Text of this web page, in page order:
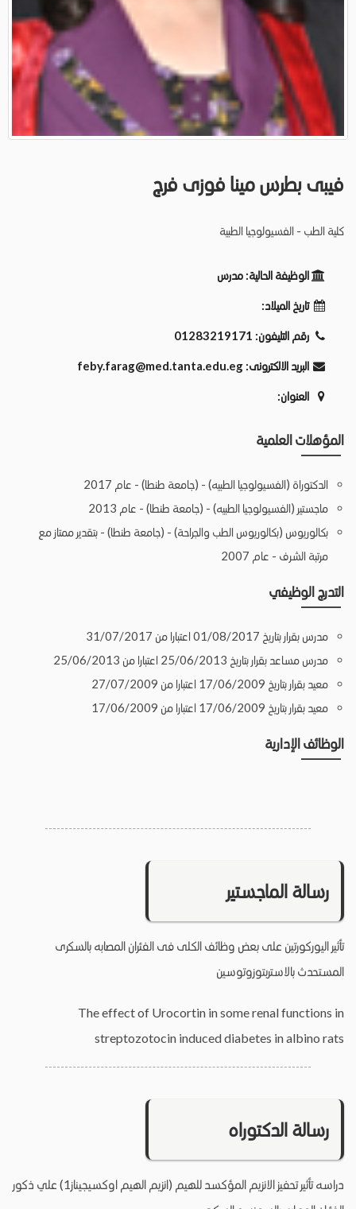
فيبى بطرس مينا فوزى فرج
كلية الطب - الفسيولوجيا الطبية
الوظيفة الحالية: مدرس
تاريخ الميلاد:
رقم التليفون: 01283219171
البريد الالكترونى: feby.farag@med.tanta.edu.eg
العنوان:
المؤهلات العلمية
الدكتوراة (الفسيولوجيا الطبيه) - (جامعة طنطا) - عام 2017
ماجستير (الفسيولوجيا الطبيه) - (جامعة طنطا) - عام 2013
بكالوريوس (بكالوريوس الطب والجراحة) - (جامعة طنطا) - بتقدير ممتاز مع
مرتبة الشرف - عام 2007
التدرج الوظيفي
مدرس بقرار بتاريخ 01/08/2017 اعتبارا من 31/07/2017
مدرس مساعد بقرار بتاريخ 25/06/2013 اعتبارا من 25/06/2013
معيد بقرار بتاريخ 17/06/2009 اعتبارا من 27/07/2009
معيد بقرار بتاريخ 17/06/2009 اعتبارا من 17/06/2009
الوظائف الإدارية
رسالة الماجستير
تأثير اليوركورتين على بعض وظائف الكلى فى الفئران المصابه بالسكرى
المستحدث بالاستربتوزوتوسين
The effect of Urocortin in some renal functions in
streptozotocin induced diabetes in albino rats
رسالة الدكتوراه
دراسه تأثير تحفيز الانزيم المؤكسد للهيم (انزيم الهيم اوكسيجيناز1) علي ذكور